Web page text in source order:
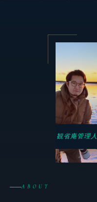
観省庵管理人
ABOUT